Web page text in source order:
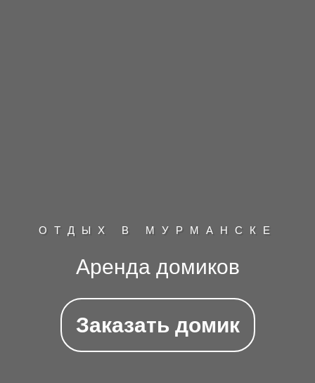
ОТДЫХ В МУРМАНСКЕ
Аренда домиков
Заказать домик